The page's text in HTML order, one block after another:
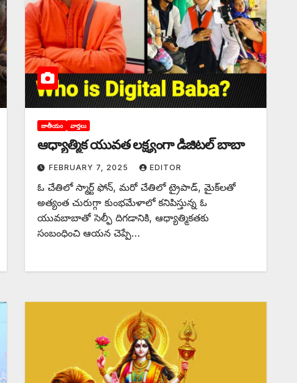
జాతీయం వార్తలు
ఆధ్యాత్మిక యువత లక్ష్యంగా డిజిటల్‌ ‌బాబా
FEBRUARY 7, 2025 EDITOR
ఓ ‌చేతిలో స్మార్ట్ ‌ఫోన్‌, ‌మరో చేతిలో ట్రైపాడ్‌, ‌మైక్‌లతో
అత్యంత చురుగ్గా కుంభమేళాలో కనిపిస్తున్న ఓ
యువబాబాతో సెల్ఫీ దిగడానికి, ఆధ్యాత్మికతకు
సంబంధించి ఆయన చెప్పే…